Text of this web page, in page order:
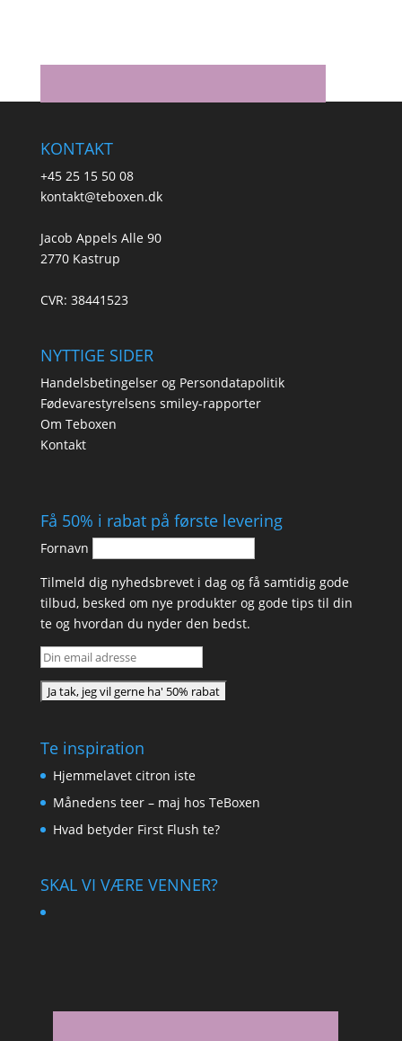
KONTAKT
+45 25 15 50 08
kontakt@teboxen.dk
Jacob Appels Alle 90
2770 Kastrup
CVR: 38441523
NYTTIGE SIDER
Handelsbetingelser og Persondatapolitik
Fødevarestyrelsens smiley-rapporter
Om Teboxen
Kontakt
Få 50% i rabat på første levering
Fornavn
Tilmeld dig nyhedsbrevet i dag og få samtidig gode
tilbud, besked om nye produkter og gode tips til din
te og hvordan du nyder den bedst.
Te inspiration
Hjemmelavet citron iste
Månedens teer – maj hos TeBoxen
Hvad betyder First Flush te?
SKAL VI VÆRE VENNER?